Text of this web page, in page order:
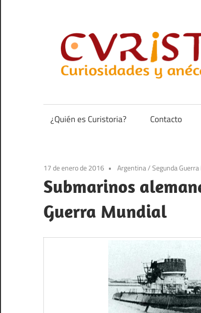
contenido
anécdotas
de
¿Quién es Curistoria? Contacto
17 de enero de 2016 Argentina/Segunda
Submarinos
Guerra Mundial